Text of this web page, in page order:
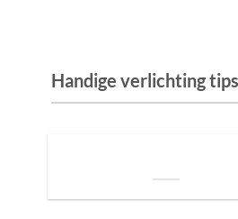
Handige verlichting